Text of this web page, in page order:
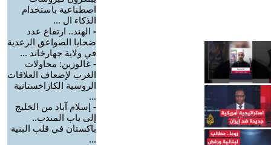
اصطناعية باستخدام
الذكاء ال ...
- الهند.. ارتفاع عدد
ضحايا الصواعق الرعدية
في ولاية جهارخاند ...
- غالوزين: محاولات
الغرب لإضعاف العلاقات
الروسية الكازاخستانية
...
- إسلام آباد من الخليج
إلى باب المندب..
باكستان في قلب البنية
...